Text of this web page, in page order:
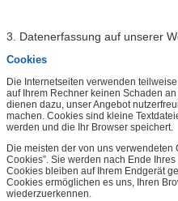
3. Datenerfassung auf unserer
Cookies
Die Internetseiten verwenden
auf Ihrem Rechner keinen Schaden
dienen dazu, unser Angebot
machen. Cookies sind kleine
werden und die Ihr Browser speichert.
Die meisten der von uns
Cookies”. Sie werden nach Ende
Cookies bleiben auf Ihrem Endgerät
Cookies ermöglichen es uns, Ihren
wiederzuerkennen.